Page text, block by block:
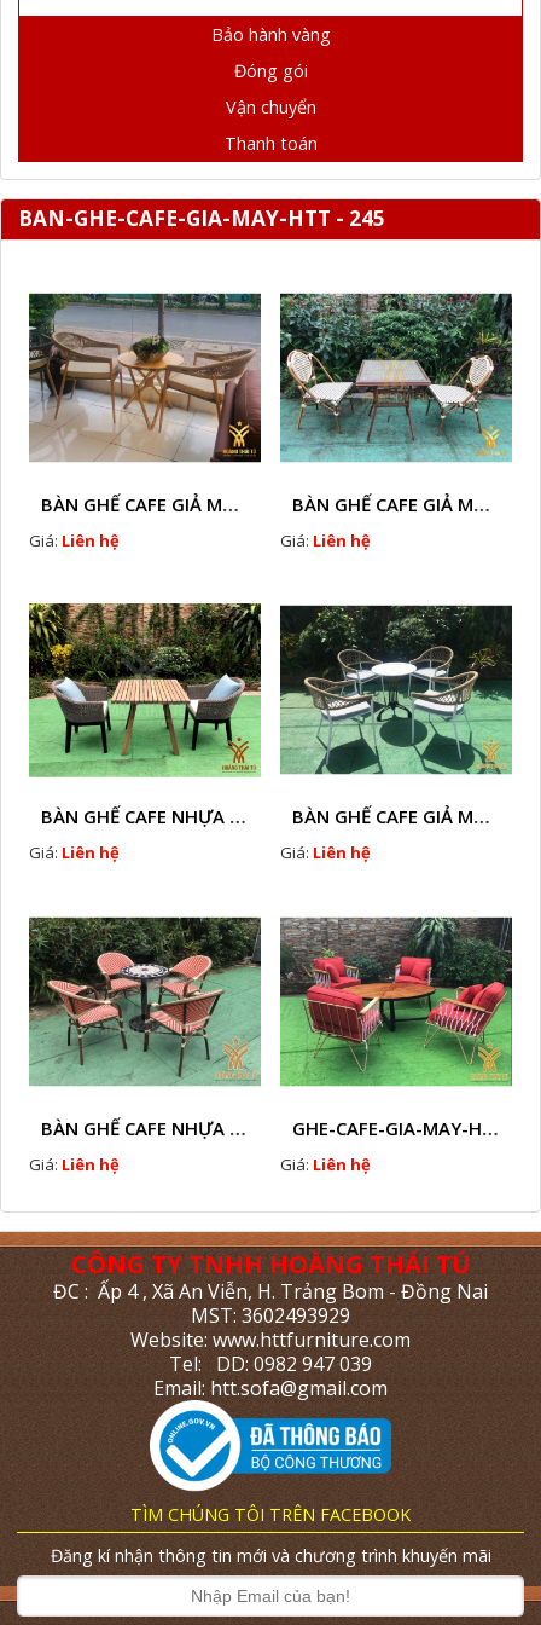
Bảo hành vàng
Đóng gói
Vận chuyển
Thanh toán
BAN-GHE-CAFE-GIA-MAY-HTT - 245
BÀN GHẾ CAFE GIẢ MÂY HTT - L128A
Giá: Liên hệ
BÀN GHẾ CAFE GIẢ MÂY HTT - LS132
Giá: Liên hệ
BÀN GHẾ CAFE NHỰA GIÃ MÂY HTT - L32
Giá: Liên hệ
BÀN GHẾ CAFE GIẢ MÂY HTT - L128
Giá: Liên hệ
BÀN GHẾ CAFE NHỰA GIẢ MÂY HTT - L112
Giá: Liên hệ
GHE-CAFE-GIA-MAY-HTT - L110
Giá: Liên hệ
CÔNG TY TNHH HOÀNG THÁI TÚ
ĐC : Ấp 4 , Xã An Viễn, H. Trảng Bom - Đồng Nai
MST: 3602493929
Website: www.httfurniture.com
Tel: DD: 0982 947 039
Email: htt.sofa@gmail.com
TÌM CHÚNG TÔI TRÊN FACEBOOK
Đăng kí nhận thông tin mới và chương trình khuyến mãi